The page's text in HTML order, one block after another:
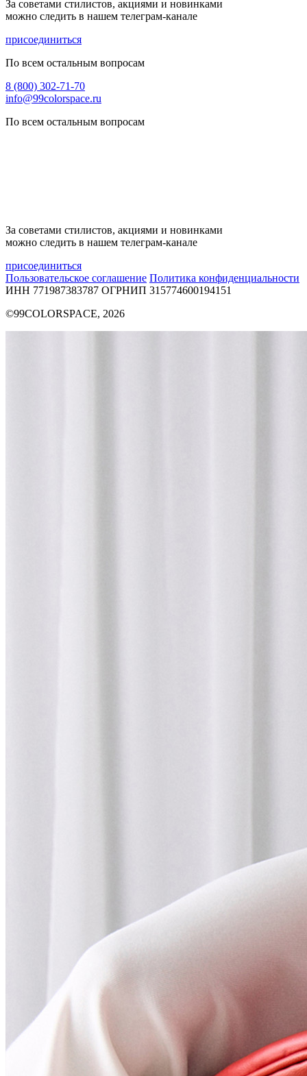
За советами стилистов, акциями и новинками
можно следить в нашем телеграм-канале
присоединиться
По всем остальным вопросам
8 (800) 302-71-70
info@99colorspace.ru
По всем остальным вопросам
За советами стилистов, акциями и новинками
можно следить в нашем телеграм-канале
присоединиться
Пользовательское соглашение Политика конфиденциальности
ИНН 771987383787 ОГРНИП 315774600194151
©99COLORSPACE, 2026